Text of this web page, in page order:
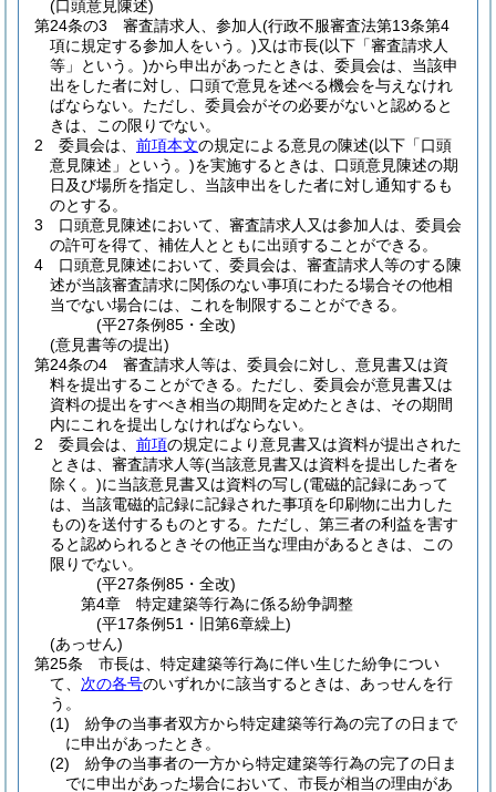
(口頭意見陳述)
第24条の3
審査請求人、参加人(行政不服審査法第13条第4
項に規定する参加人をいう。)又は市長(以下「審査請求人
等」という。)から申出があったときは、委員会は、当該申
出をした者に対し、口頭で意見を述べる機会を与えなけれ
ばならない。 ただし、委員会がその必要がないと認めると
きは、この限りでない。
2
委員会は、 前項本文の規定による意見の陳述(以下「口頭
意見陳述」という。)を実施するときは、口頭意見陳述の期
日及び場所を指定し、当該申出をした者に対し通知するも
のとする。
3
口頭意見陳述において、審査請求人又は参加人は、委員会
の許可を得て、補佐人とともに出頭することができる。
4
口頭意見陳述において、委員会は、審査請求人等のする陳
述が当該審査請求に関係のない事項にわたる場合その他相
当でない場合には、これを制限することができる。
(平27条例85・全改)
(意見書等の提出)
第24条の4
審査請求人等は、委員会に対し、意見書又は資
料を提出することができる。 ただし、委員会が意見書又は
資料の提出をすべき相当の期間を定めたときは、その期間
内にこれを提出しなければならない。
2
委員会は、 前項の規定により意見書又は資料が提出された
ときは、審査請求人等(当該意見書又は資料を提出した者を
除く。)に当該意見書又は資料の写し(電磁的記録にあって
は、当該電磁的記録に記録された事項を印刷物に出力した
もの)を送付するものとする。 ただし、第三者の利益を害す
ると認められるときその他正当な理由があるときは、この
限りでない。
(平27条例85・全改)
第4章
特定建築等行為に係る紛争調整
(平17条例51・旧第6章繰上)
(あっせん)
第25条
市長は、特定建築等行為に伴い生じた紛争につい
て、 次の各号のいずれかに該当するときは、あっせんを行
う。
(1)
紛争の当事者双方から特定建築等行為の完了の日まで
に申出があったとき。
(2)
紛争の当事者の一方から特定建築等行為の完了の日ま
でに申出があった場合において、市長が相当の理由があ